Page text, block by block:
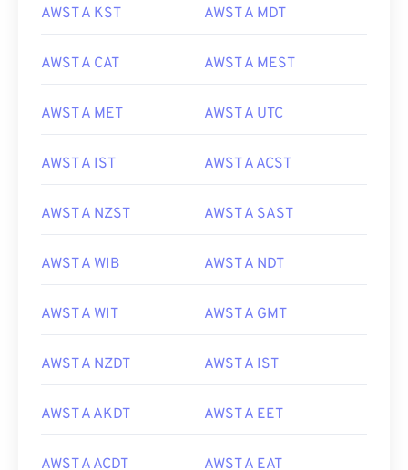
AWST A KST AWST A MDT
AWST A CAT AWST A MEST
AWST A MET AWST A UTC
AWST A IST AWST A ACST
AWST A NZST AWST A SAST
AWST A WIB AWST A NDT
AWST A WIT AWST A GMT
AWST A NZDT AWST A IST
AWST A AKDT AWST A EET
AWST A ACDT AWST A EAT